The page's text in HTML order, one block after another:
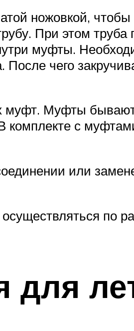
ножовкой, чтобы
При этом труба
муфты.
После чего
муфт. Муфты
комплекте с
или
по
для